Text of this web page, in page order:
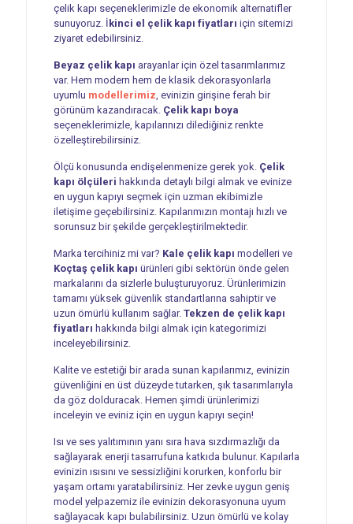
çelik kapı seçeneklerimizle de ekonomik alternatifler
sunuyoruz. İkinci el çelik kapı fiyatları için sitemizi
ziyaret edebilirsiniz.
Beyaz çelik kapı arayanlar için özel tasarımlarımız
var. Hem modern hem de klasik dekorasyonlarla
uyumlu modellerimiz , evinizin girişine ferah bir
görünüm kazandıracak. Çelik kapı boya
seçeneklerimizle, kapılarınızı dilediğiniz renkte
özelleştirebilirsiniz.
Ölçü konusunda endişelenmenize gerek yok. Çelik
kapı ölçüleri hakkında detaylı bilgi almak ve evinize
en uygun kapıyı seçmek için uzman ekibimizle
iletişime geçebilirsiniz. Kapılarımızın montajı hızlı ve
sorunsuz bir şekilde gerçekleştirilmektedir.
Marka tercihiniz mi var? Kale çelik kapı modelleri ve
Koçtaş çelik kapı ürünleri gibi sektörün önde gelen
markalarını da sizlerle buluşturuyoruz. Ürünlerimizin
tamamı yüksek güvenlik standartlarına sahiptir ve
uzun ömürlü kullanım sağlar. Tekzen de çelik kapı
fiyatları hakkında bilgi almak için kategorimizi
inceleyebilirsiniz.
Kalite ve estetiği bir arada sunan kapılarımız, evinizin
güvenliğini en üst düzeyde tutarken, şık tasarımlarıyla
da göz dolduracak. Hemen şimdi ürünlerimizi
inceleyin ve eviniz için en uygun kapıyı seçin!
Isı ve ses yalıtımının yanı sıra hava sızdırmazlığı da
sağlayarak enerji tasarrufuna katkıda bulunur. Kapılarla
evinizin ısısını ve sessizliğini korurken, konforlu bir
yaşam ortamı yaratabilirsiniz. Her zevke uygun geniş
model yelpazemiz ile evinizin dekorasyonuna uyum
sağlayacak kapı bulabilirsiniz. Uzun ömürlü ve kolay